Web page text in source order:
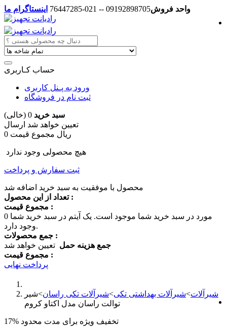
واحد فروش09192898705 -- 021-76447285 اینستاگرام ما
حساب کـاربری
ورود به پـنل کاربری
ثبت نام در فروشگاه
سبد خرید 0 (خالی)
تعیین خواهد شد ارسال
0 ریال مجموع قیمت
هیچ محصولی وجود ندارد
ثبت سفارش و پرداخت
محصول با موفقیت به سبد خرید اضافه شد
تعداد از این محصول :
مجموع قیمت :
0
مورد در سبد خرید شما موجود است. یک آیتم در سبد خرید شما
وجود دارد.
جمع محصولات :
جمع هزینه حمل تعیین خواهد شد
مجموع قیمت :
پرداخت نهایی
شیرآلات>شیرآلات بهداشتی تکی>شیرآلات تکی راسان>شیر
توالت راسان مدل اکتاو کروم
17% تخفیف ویژه برای مدت محدود